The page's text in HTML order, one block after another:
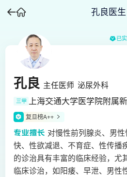
孔良医生
已
孔良 主任医师 泌尿外科
三甲 上海交通大学医学院附属
复旦榜A++
对慢性前列腺炎、男
快、性欲减退、不育症、性传播
的诊治具有丰富的临床经验，尤
临床诊治，如阳痿、早泄、男性